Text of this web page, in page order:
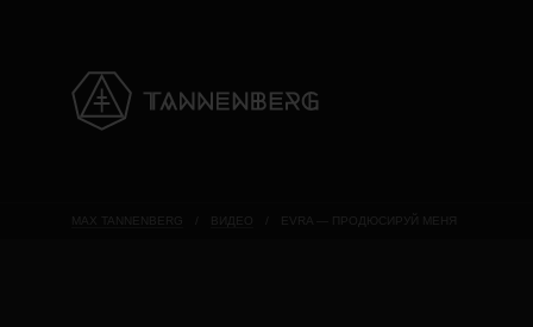
MAX TANNENBERG ВИДЕО EVRA — ПРОДЮСИРУЙ МЕНЯ